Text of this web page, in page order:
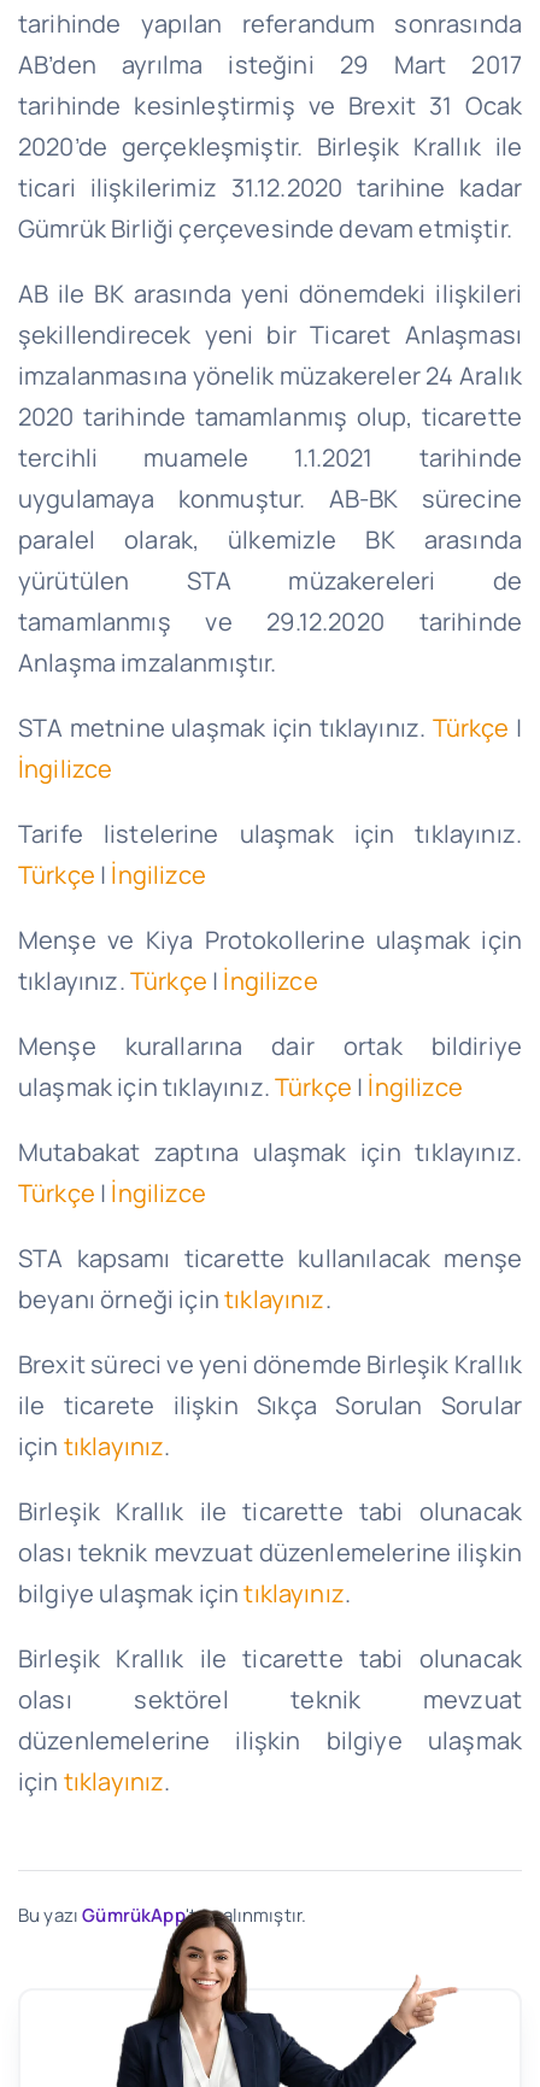
tarihinde yapılan referandum sonrasında
AB’den ayrılma isteğini 29 Mart 2017
tarihinde kesinleştirmiş ve Brexit 31 Ocak
2020’de gerçekleşmiştir. Birleşik Krallık ile
ticari ilişkilerimiz 31.12.2020 tarihine kadar
Gümrük Birliği çerçevesinde devam etmiştir.
AB ile BK arasında yeni dönemdeki ilişkileri
şekillendirecek yeni bir Ticaret Anlaşması
imzalanmasına yönelik müzakereler 24 Aralık
2020 tarihinde tamamlanmış olup, ticarette
tercihli muamele 1.1.2021 tarihinde
uygulamaya konmuştur. AB-BK sürecine
paralel olarak, ülkemizle BK arasında
yürütülen STA müzakereleri de
tamamlanmış ve 29.12.2020 tarihinde
Anlaşma imzalanmıştır.
STA metnine ulaşmak için tıklayınız. Türkçe |
İngilizce
Tarife listelerine ulaşmak için tıklayınız.
Türkçe | İngilizce
Menşe ve Kiya Protokollerine ulaşmak için
tıklayınız.Türkçe | İngilizce
Menşe kurallarına dair ortak bildiriye
ulaşmak için tıklayınız.Türkçe | İngilizce
Mutabakat zaptına ulaşmak için tıklayınız.
Türkçe | İngilizce
STA kapsamı ticarette kullanılacak menşe
beyanı örneği içintıklayınız.
Brexit süreci ve yeni dönemde Birleşik Krallık
ile ticarete ilişkin Sıkça Sorulan Sorular
için tıklayınız.
Birleşik Krallık ile ticarette tabi olunacak
olası teknik mevzuat düzenlemelerine ilişkin
bilgiye ulaşmak içintıklayınız.
Birleşik Krallık ile ticarette tabi olunacak
olası sektörel teknik mevzuat
düzenlemelerine ilişkin bilgiye ulaşmak
için tıklayınız.
Bu yazıGümrükApp'ten alınmıştır.